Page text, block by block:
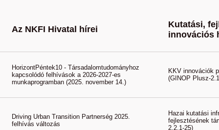
Az NKFI Hivatal hírei
Kutatási,
innovációs
HorizontPéntek10 - Társadalomtudományhoz
kapcsolódó felhívások a 2026-2027-es
munkaprogramban (2025. november 14.)
KKV innovációk
(GINOP Plusz-
Driving Urban Transition Partnerség 2025.
felhívás változás
Hazai kutatási
fejlesztésének
2.2.1-25)